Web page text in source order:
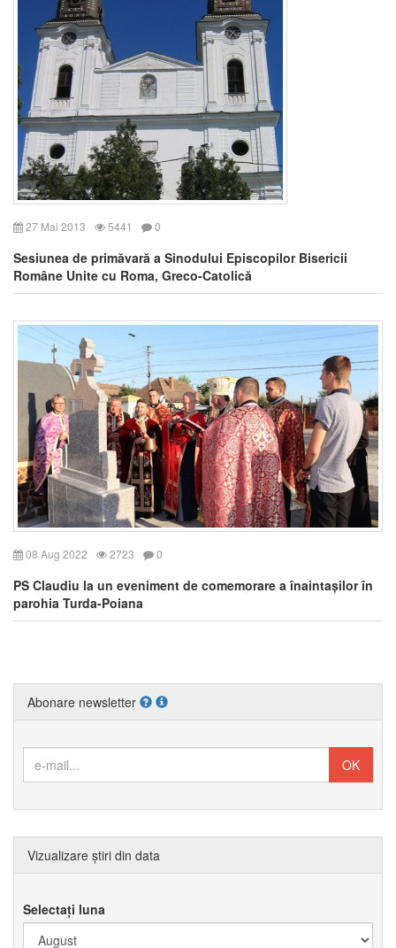
27 Mai 2013 5441 0
Sesiunea de primăvară a Sinodului Episcopilor Bisericii
Române Unite cu Roma, Greco-Catolică
08 Aug 2022 2723 0
PS Claudiu la un eveniment de comemorare a înaintașilor în
parohia Turda-Poiana
Abonare newsletter
Vizualizare știri din data
Selectați luna